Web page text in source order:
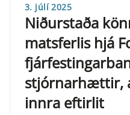
3. júlí 2025
Niðurstaða
matsferlis hjá
stjórnarhættir,
innra eftirlit